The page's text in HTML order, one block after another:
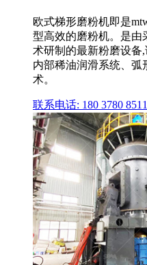
欧式梯形磨粉机即是
型高效的磨粉机。是由
术研制的最新粉磨设备
内部稀油润滑系统、弧
术。
联系电话: 180 3780 8511